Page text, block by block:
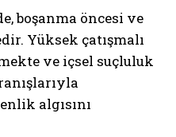
boşanma öncesi ve
Yüksek çatışmalı
ve içsel suçluluk
algısını